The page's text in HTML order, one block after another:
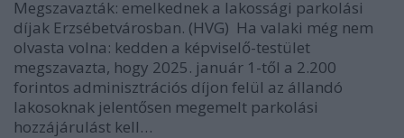
Megszavazták: emelkednek a lakossági parkolási
díjak Erzsébetvárosban. (HVG) Ha valaki még nem
olvasta volna: kedden a képviselő-testület
megszavazta, hogy 2025. január 1-től a 2.200
forintos adminisztrációs díjon felül az állandó
lakosoknak jelentősen megemelt parkolási
hozzájárulást kell…